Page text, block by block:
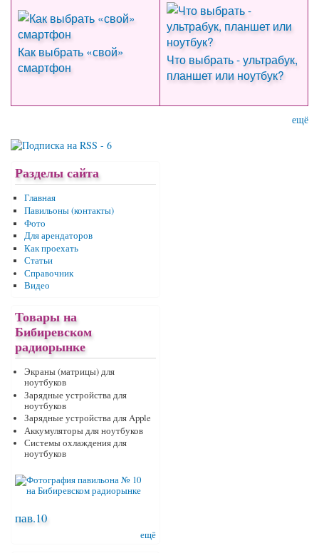
Как выбрать «свой»
смартфон
Что выбрать - ультрабук,
планшет или ноутбук?
ещё
Разделы сайта
Главная
Павильоны (контакты)
Фото
Для арендаторов
Как проехать
Статьи
Справочник
Видео
Товары на
Бибиревском
радиорынке
Экраны (матрицы) для
ноутбуков
Зарядные устройства для
ноутбуков
Зарядные устройства для Apple
Аккумуляторы для ноутбуков
Системы охлаждения для
ноутбуков
пав.10
ещё